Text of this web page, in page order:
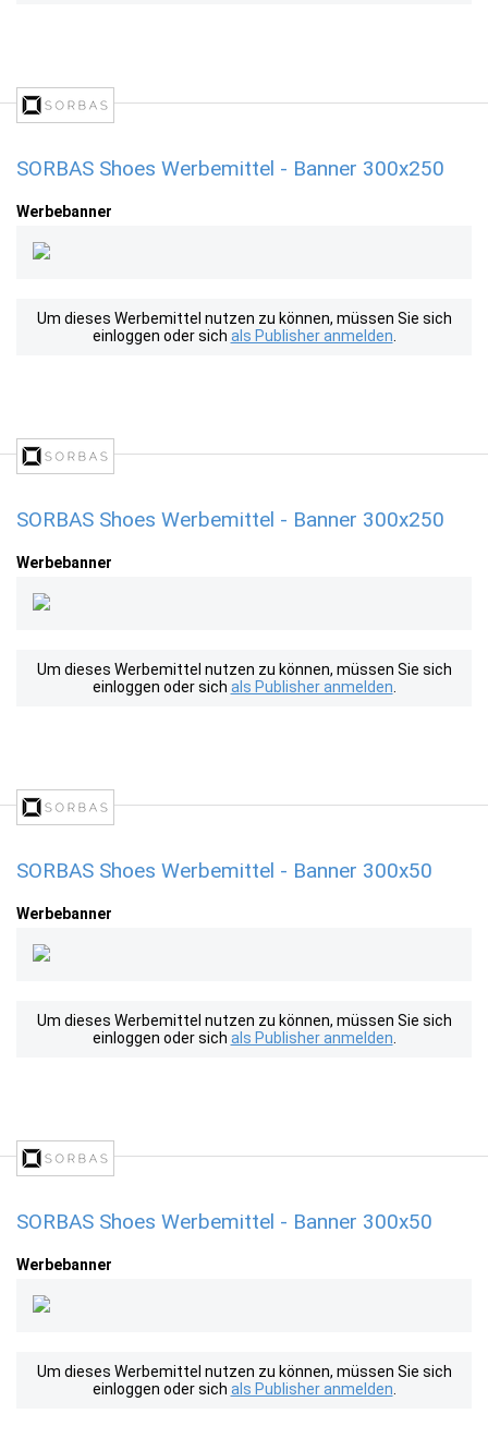
SORBAS Shoes Werbemittel - Banner 300x250
Werbebanner
Um dieses Werbemittel nutzen zu können, müssen Sie sich
einloggen oder sich als Publisher anmelden
SORBAS Shoes Werbemittel - Banner 300x250
Werbebanner
Um dieses Werbemittel nutzen zu können, müssen Sie sich
einloggen oder sich als Publisher anmelden
SORBAS Shoes Werbemittel - Banner 300x50
Werbebanner
Um dieses Werbemittel nutzen zu können, müssen Sie sich
einloggen oder sich als Publisher anmelden
SORBAS Shoes Werbemittel - Banner 300x50
Werbebanner
Um dieses Werbemittel nutzen zu können, müssen Sie sich
einloggen oder sich als Publisher anmelden